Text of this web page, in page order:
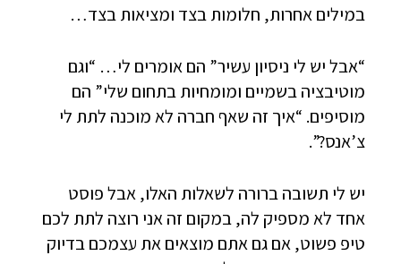
במילים אחרות, חלומות בצד ומציאות בצד…
“אבל יש לי ניסיון עשיר” הם אומרים לי… “וגם
מוטיבציה בשמיים ומומחיות בתחום שלי” הם
מוסיפים. “איך זה שאף חברה לא מוכנה לתת לי
צ’אנס?”.
יש לי תשובה ברורה לשאלות האלו, אבל פוסט
אחד לא מספיק לה, במקום זה אני רוצה לתת לכם
טיפ פשוט, אם גם אתם מוצאים את עצמכם בדיוק